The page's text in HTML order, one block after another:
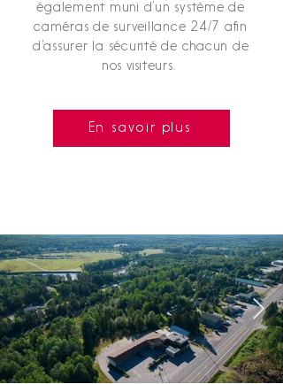
également muni d’un système de
caméras de surveillance 24/7 afin
d’assurer la sécurité de chacun de
nos visiteurs.
En savoir plus